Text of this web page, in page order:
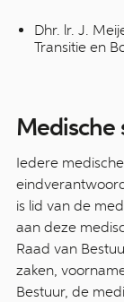
Dhr. lr. J.
Transitie en
Medische
Iedere
is lid van de
aan deze
Raad van
zaken,
Bestuur, de